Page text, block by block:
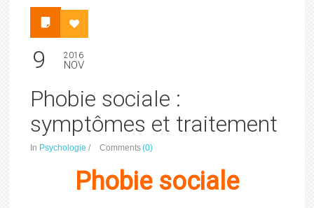
9 2016
NOV
Phobie sociale :
symptômes et traitement
In Psychologie / Comments(0)
Phobie sociale